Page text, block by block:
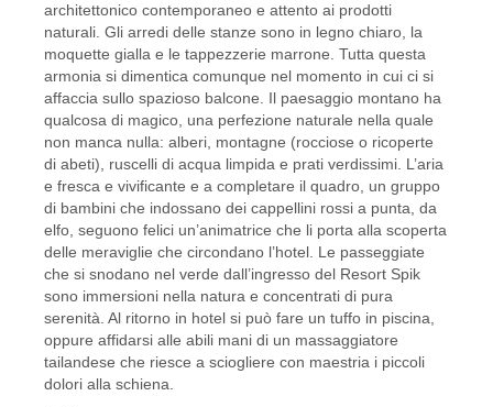
architettonico contemporaneo e attento ai prodotti
naturali. Gli arredi delle stanze sono in legno chiaro, la
moquette gialla e le tappezzerie marrone. Tutta questa
armonia si dimentica comunque nel momento in cui ci si
affaccia sullo spazioso balcone. Il paesaggio montano ha
qualcosa di magico, una perfezione naturale nella quale
non manca nulla: alberi, montagne (rocciose o ricoperte
di abeti), ruscelli di acqua limpida e prati verdissimi. L’aria
e fresca e vivificante e a completare il quadro, un gruppo
di bambini che indossano dei cappellini rossi a punta, da
elfo, seguono felici un’animatrice che li porta alla scoperta
delle meraviglie che circondano l’hotel. Le passeggiate
che si snodano nel verde dall’ingresso del Resort Spik
sono immersioni nella natura e concentrati di pura
serenità. Al ritorno in hotel si può fare un tuffo in piscina,
oppure affidarsi alle abili mani di un massaggiatore
tailandese che riesce a sciogliere con maestria i piccoli
dolori alla schiena.